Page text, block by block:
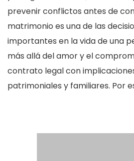
prevenir conflictos antes de
matrimonio es una de las
importantes en la vida de una
más allá del amor y el
contrato legal con
patrimoniales y familiares. Por